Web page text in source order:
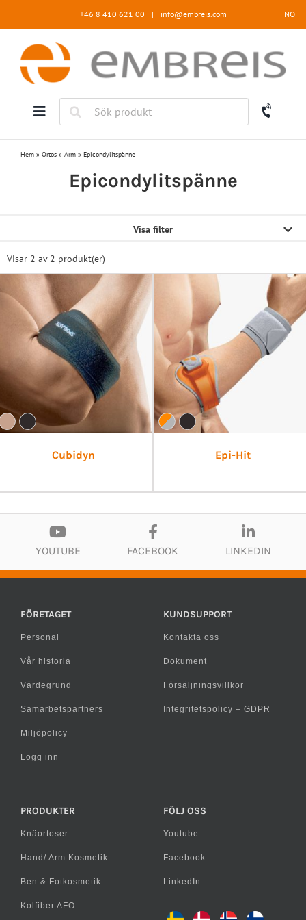
+46 8 410 621 00 | info@embreis.com NO
Hem » Ortos » Arm » Epicondylitspänne
Epicondylitspänne
Visa filter
Visar 2 av 2 produkt(er)
Cubidyn Epi-Hit
YOUTUBE FACEBOOK LINKEDIN
FÖRETAGET
Personal
Vår historia
Värdegrund
Samarbetspartners
Miljöpolicy
Logg inn
KUNDSUPPORT
Kontakta oss
Dokument
Försäljningsvillkor
Integritetspolicy – GDPR
PRODUKTER
Knäortoser
Hand/ Arm Kosmetik
Ben & Fotkosmetik
Kolfiber AFO
FÖLJ OSS
Youtube
Facebook
LinkedIn